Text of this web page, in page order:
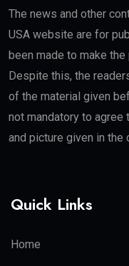
The news and other
USA website are for
been made to make
Despite this, the
of the material given
not mandatory to agree
and picture given in the
Quick Links
Home